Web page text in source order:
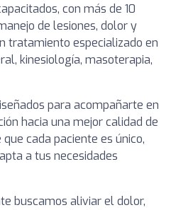
con más de 10
de lesiones, dolor y
tratamiento especializado en
kinesiología, masoterapia,
para acompañarte en
hacia una mejor calidad de
cada paciente es único,
a tus necesidades
buscamos aliviar el dolor,